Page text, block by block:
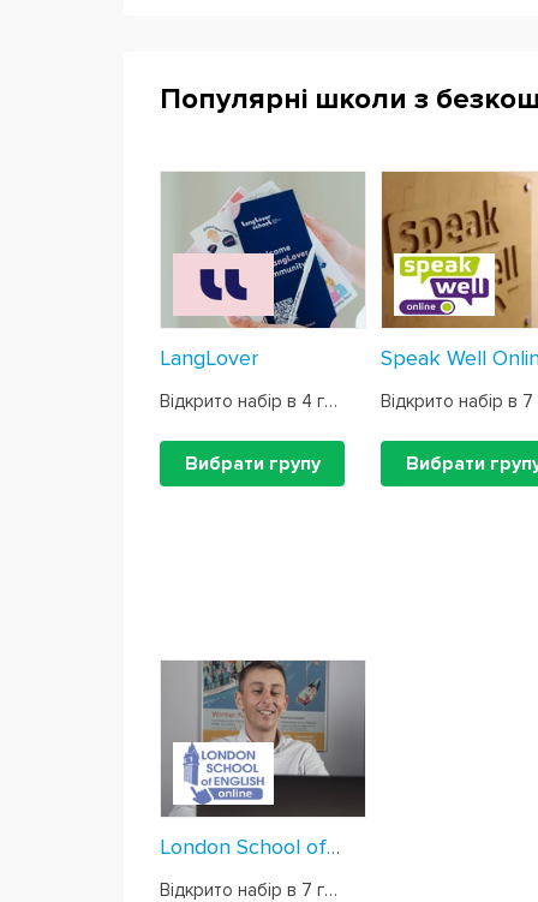
Популярні школи з
LangLover
Відкрито набір в 4 групи
Вибрати групу
Speak Well
Вибрати
London School of English Online
Відкрито набір в 7 груп